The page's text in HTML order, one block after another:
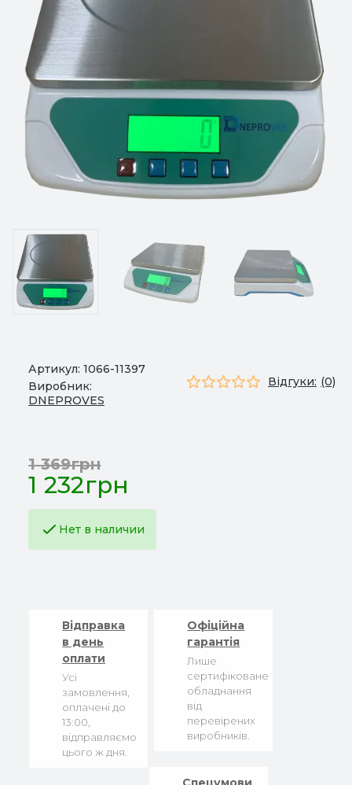
Артикул: 1066-11397
Виробник:
DNEPROVES
Відгуки: (0)
1 232грн
1 369грн
Нет в наличии
Відправка
в день
оплати
Усі
замовлення,
оплачені до
13:00,
відправляємо
цього ж дня.
Офіційна
гарантія
Лише
сертифіковане
обладнання
від
перевірених
виробників.